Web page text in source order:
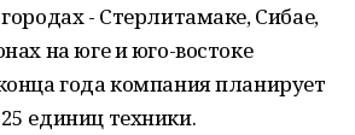
- Стерлитамаке, Сибае,
на юге и юго-востоке
года компания планирует
единиц техники.